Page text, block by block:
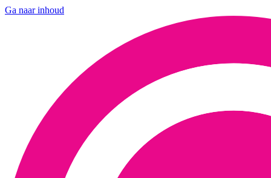
Ga naar inhoud